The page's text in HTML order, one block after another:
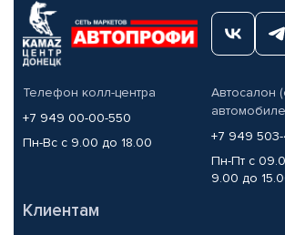
Телефон колл-центра
+7 949 00-00-550
Пн-Вс с 9.00 до 18.00
Автосалон
+7 949
Пн-Пт с
9.00 до
Клиентам